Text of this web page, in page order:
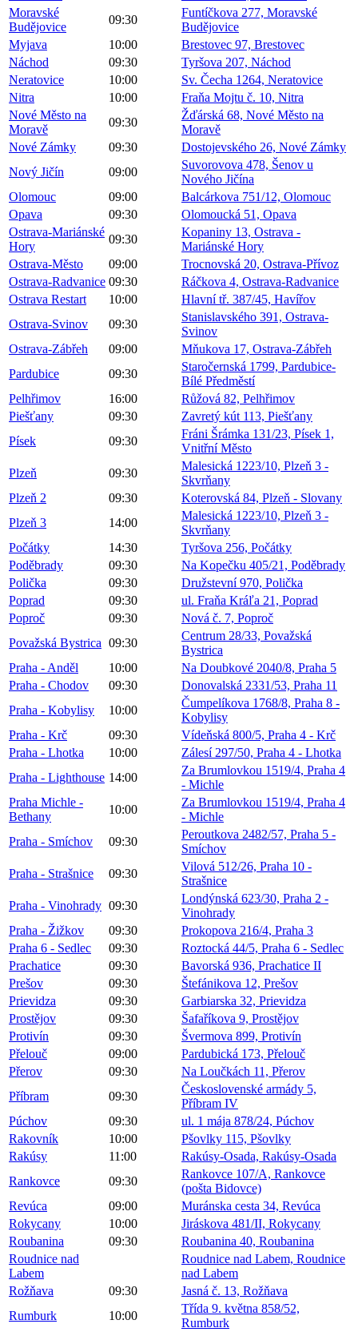
Moravské
Budějovice
09:30
Funtíčkova 277, Moravské
Budějovice
Myjava
10:00
Brestovec 97, Brestovec
Náchod
09:30
Tyršova 207, Náchod
Neratovice
10:00
Sv. Čecha 1264, Neratovice
Nitra
10:00
Fraňa Mojtu č. 10, Nitra
Nové Město na
Moravě
09:30
Žďárská 68, Nové Město na
Moravě
Nové Zámky
09:30
Dostojevského 26, Nové Zámky
Nový Jičín
09:00
Suvorovova 478, Šenov u
Nového Jičína
Olomouc
09:00
Balcárkova 751/12, Olomouc
Opava
09:30
Olomoucká 51, Opava
Ostrava-Mariánské
Hory
09:30
Kopaniny 13, Ostrava -
Mariánské Hory
Ostrava-Město
09:00
Trocnovská 20, Ostrava-Přívoz
Ostrava-Radvanice 09:30
Ráčkova 4, Ostrava-Radvanice
Ostrava Restart
10:00
Hlavní tř. 387/45, Havířov
Ostrava-Svinov
09:30
Stanislavského 391, Ostrava-
Svinov
Ostrava-Zábřeh
09:00
Mňukova 17, Ostrava-Zábřeh
Pardubice
09:30
Staročernská 1799, Pardubice-
Bílé Předměstí
Pelhřimov
16:00
Růžová 82, Pelhřimov
Piešťany
09:30
Zavretý kút 113, Piešťany
Písek
09:30
Fráni Šrámka 131/23, Písek 1,
Vnitřní Město
Plzeň
09:30
Malesická 1223/10, Plzeň 3 -
Skvrňany
Plzeň 2
09:30
Koterovská 84, Plzeň - Slovany
Plzeň 3
14:00
Malesická 1223/10, Plzeň 3 -
Skvrňany
Počátky
14:30
Tyršova 256, Počátky
Poděbrady
09:30
Na Kopečku 405/21, Poděbrady
Polička
09:30
Družstevní 970, Polička
Poprad
09:30
ul. Fraňa Kráľa 21, Poprad
Poproč
09:30
Nová č. 7, Poproč
Považská Bystrica 09:30
Centrum 28/33, Považská
Bystrica
Praha - Anděl
10:00
Na Doubkové 2040/8, Praha 5
Praha - Chodov
09:30
Donovalská 2331/53, Praha 11
Praha - Kobylisy
10:00
Čumpelíkova 1768/8, Praha 8 -
Kobylisy
Praha - Krč
09:30
Vídeňská 800/5, Praha 4 - Krč
Praha - Lhotka
10:00
Zálesí 297/50, Praha 4 - Lhotka
Praha - Lighthouse 14:00
Za Brumlovkou 1519/4, Praha 4
- Michle
Praha Michle -
Bethany
10:00
Za Brumlovkou 1519/4, Praha 4
- Michle
Praha - Smíchov
09:30
Peroutkova 2482/57, Praha 5 -
Smíchov
Praha - Strašnice
09:30
Vilová 512/26, Praha 10 -
Strašnice
Praha - Vinohrady 09:30
Londýnská 623/30, Praha 2 -
Vinohrady
Praha - Žižkov
09:30
Prokopova 216/4, Praha 3
Praha 6 - Sedlec
09:30
Roztocká 44/5, Praha 6 - Sedlec
Prachatice
09:30
Bavorská 936, Prachatice II
Prešov
09:30
Štefánikova 12, Prešov
Prievidza
09:30
Garbiarska 32, Prievidza
Prostějov
09:30
Šafaříkova 9, Prostějov
Protivín
09:30
Švermova 899, Protivín
Přelouč
09:00
Pardubická 173, Přelouč
Přerov
09:30
Na Loučkách 11, Přerov
Příbram
09:30
Československé armády 5,
Příbram IV
Púchov
09:30
ul. 1 mája 878/24, Púchov
Rakovník
10:00
Pšovlky 115, Pšovlky
Rakúsy
11:00
Rakúsy-Osada, Rakúsy-Osada
Rankovce
09:30
Rankovce 107/A, Rankovce
(pošta Bidovce)
Revúca
09:00
Muránska cesta 34, Revúca
Rokycany
10:00
Jiráskova 481/II, Rokycany
Roubanina
09:30
Roubanina 40, Roubanina
Roudnice nad
Labem
Roudnice nad Labem, Roudnice
nad Labem
Rožňava
09:30
Jasná č. 13, Rožňava
Rumburk
10:00
Třída 9. května 858/52,
Rumburk